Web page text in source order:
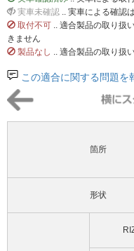
実車未確認 .. 実車による確認
取付不可 .. 適合製品の取り扱
きません
製品なし .. 適合製品の取り扱
この適合に関する問題を
箇所
形状